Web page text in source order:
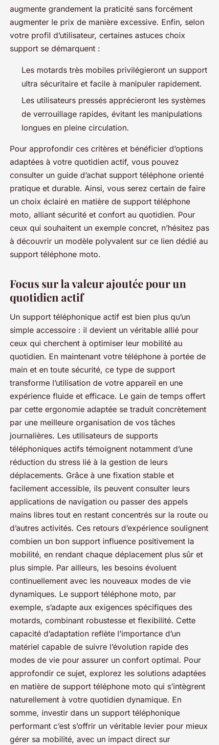
augmente grandement la praticité sans forcément
augmenter le prix de manière excessive. Enfin, selon
votre profil d’utilisateur, certaines astuces choix
support se démarquent :
Les motards très mobiles privilégieront un support
ultra sécuritaire et facile à manipuler rapidement.
Les utilisateurs pressés apprécieront les systèmes
de verrouillage rapides, évitant les manipulations
longues en pleine circulation.
Pour approfondir ces critères et bénéficier d’options
adaptées à votre quotidien actif, vous pouvez
consulter un guide d’achat support téléphone orienté
pratique et durable. Ainsi, vous serez certain de faire
un choix éclairé en matière de support téléphone
moto, alliant sécurité et confort au quotidien. Pour
ceux qui souhaitent un exemple concret, n’hésitez pas
à découvrir un modèle polyvalent sur ce lien dédié au
support téléphone moto.
Focus sur la valeur ajoutée pour un
quotidien actif
Un support téléphonique actif est bien plus qu’un
simple accessoire : il devient un véritable allié pour
ceux qui cherchent à optimiser leur mobilité au
quotidien. En maintenant votre téléphone à portée de
main et en toute sécurité, ce type de support
transforme l’utilisation de votre appareil en une
expérience fluide et efficace. Le gain de temps offert
par cette ergonomie adaptée se traduit concrètement
par une meilleure organisation de vos tâches
journalières. Les utilisateurs de supports
téléphoniques actifs témoignent notamment d’une
réduction du stress lié à la gestion de leurs
déplacements. Grâce à une fixation stable et
facilement accessible, ils peuvent consulter leurs
applications de navigation ou passer des appels
mains libres tout en restant concentrés sur la route ou
d’autres activités. Ces retours d’expérience soulignent
combien un bon support influence positivement la
mobilité, en rendant chaque déplacement plus sûr et
plus simple. Par ailleurs, les besoins évoluent
continuellement avec les nouveaux modes de vie
dynamiques. Le support téléphone moto, par
exemple, s’adapte aux exigences spécifiques des
motards, combinant robustesse et flexibilité. Cette
capacité d’adaptation reflète l’importance d’un
matériel capable de suivre l’évolution rapide des
modes de vie pour assurer un confort optimal. Pour
approfondir ce sujet, explorez les solutions adaptées
en matière de support téléphone moto qui s’intègrent
naturellement à votre quotidien dynamique. En
somme, investir dans un support téléphonique
performant c’est s’offrir un véritable levier pour mieux
gérer sa mobilité, avec un impact direct sur